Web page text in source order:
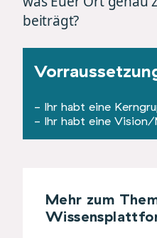
beiträgt?
- Ihr habt eine
- Ihr habt eine Vision/
Mehr zum